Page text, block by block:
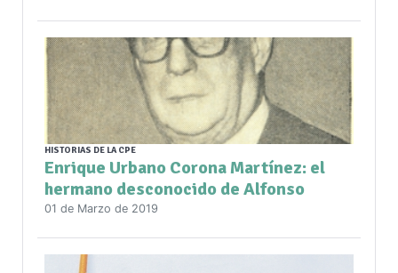
HISTORIAS DE LA CPE
Enrique Urbano Corona Martínez: el
hermano desconocido de Alfonso
01 de Marzo de 2019